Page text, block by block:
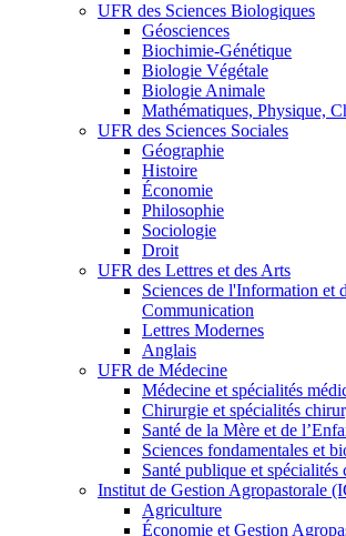
UFR des Sciences Biologiques
Géosciences
Biochimie-Génétique
Biologie Végétale
Biologie Animale
Mathématiques, Physique,
UFR des Sciences Sociales
Géographie
Histoire
Économie
Philosophie
Sociologie
Droit
UFR des Lettres et des Arts
Sciences de l'Information et
Communication
Lettres Modernes
Anglais
UFR de Médecine
Médecine et spécialités
Chirurgie et spécialités
Santé de la Mère et de
Sciences fondamentales et
Santé publique et spécialités
Institut de Gestion Agropastorale
Agriculture
Économie et Gestion